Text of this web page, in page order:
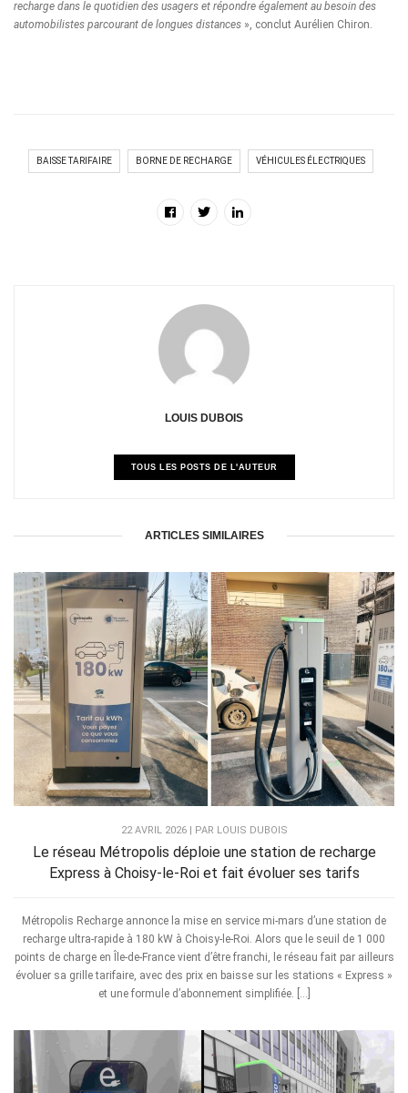
recharge dans le quotidien des usagers et répondre également au besoin des
automobilistes parcourant de longues distances », conclut Aurélien Chiron.
BAISSE TARIFAIRE BORNE DE RECHARGE VÉHICULES ÉLECTRIQUES
LOUIS DUBOIS
TOUS LES POSTS DE L'AUTEUR
ARTICLES SIMILAIRES
22 AVRIL 2026 | PAR LOUIS DUBOIS
Le réseau Métropolis déploie une station de recharge
Express à Choisy-le-Roi et fait évoluer ses tarifs
Métropolis Recharge annonce la mise en service mi-mars d’une station de
recharge ultra-rapide à 180 kW à Choisy-le-Roi. Alors que le seuil de 1 000
points de charge en Île-de-France vient d’être franchi, le réseau fait par ailleurs
évoluer sa grille tarifaire, avec des prix en baisse sur les stations « Express »
et une formule d’abonnement simplifiée. […]